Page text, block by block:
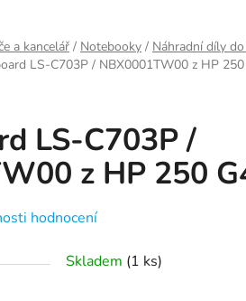
a kancelář / Notebooky / Náhradní díly
LS-C703P / NBX0001TW00 z HP
LS-C703P /
z HP 250
hodnocení
Skladem (1 ks)